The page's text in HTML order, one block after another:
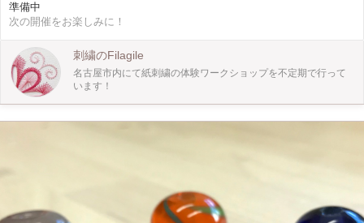
けて、糸を通していく感覚にハマるはず☆ 刺繍未経験でも大丈夫です♡ ぜひお
気軽にご参加くださいね(^^) 【こんな方におすすめ】 ・紙刺繍って初めて聞いた
マスに向けて、お友達にプレゼントするカードを作ってみたい ・他にはないク
リスマスカードを作ってみたい ・定期講座に申し込む前に、紙刺繍を体験して
みたい
準備中
次の開催をお楽しみに！
刺繍のFilagile
名古屋市内にて紙刺繍の体験ワークショップを不定期で行って
います！